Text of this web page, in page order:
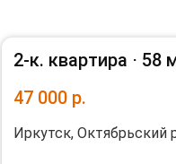
2-к. квартира ⋅ 58
47 000 р.
Иркутск, Октябрьский